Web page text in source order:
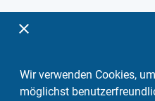
Wir verwenden Cookies,
möglichst